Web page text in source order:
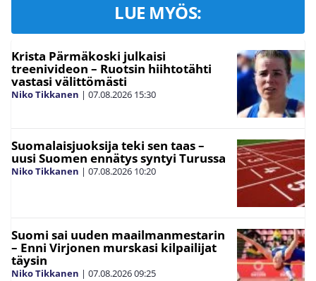
LUE MYÖS:
Krista Pärmäkoski julkaisi
treenivideon – Ruotsin hiihtotähti
vastasi välittömästi
Niko Tikkanen | 07.08.2026 15:30
Suomalaisjuoksija teki sen taas –
uusi Suomen ennätys syntyi Turussa
Niko Tikkanen | 07.08.2026 10:20
Suomi sai uuden maailmanmestarin
– Enni Virjonen murskasi kilpailijat
täysin
Niko Tikkanen | 07.08.202609:25